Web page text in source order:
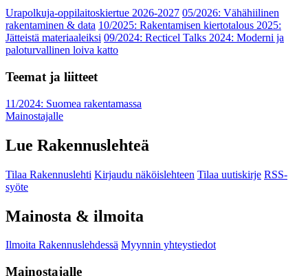
Urapolkuja-oppilaitoskiertue 2026-2027 05/2026: Vähähiilinen
rakentaminen & data 10/2025: Rakentamisen kiertotalous 2025:
Jätteistä materiaaleiksi 09/2024: Recticel Talks 2024: Moderni ja
paloturvallinen loiva katto
Teemat ja liitteet
11/2024: Suomea rakentamassa
Mainostajalle
Lue Rakennuslehteä
Tilaa Rakennuslehti Kirjaudu näköislehteen Tilaa uutiskirje RSS-
syöte
Mainosta & ilmoita
Ilmoita Rakennuslehdessä Myynnin yhteystiedot
Mainostajalle